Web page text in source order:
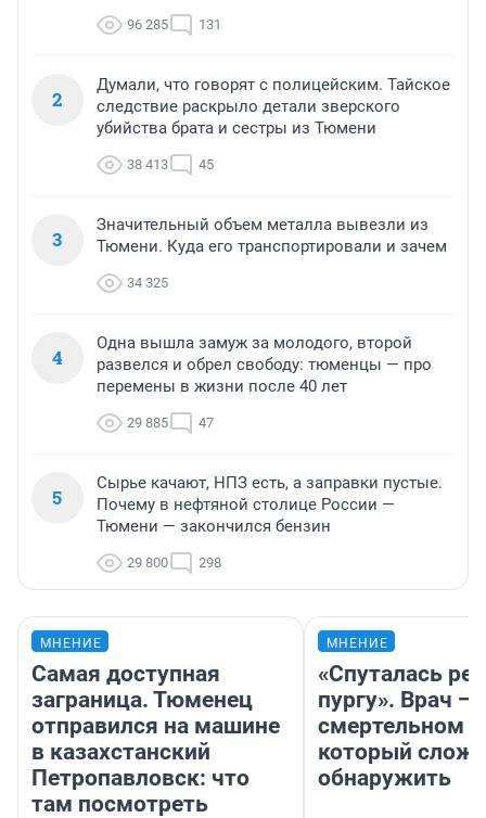
96 285 131
2
Думали, что говорят с полицейским. Тайское
следствие раскрыло детали зверского
убийства брата и сестры из Тюмени
38 413 45
3
Значительный объем металла вывезли из
Тюмени. Куда его транспортировали и зачем
34 325
4
Одна вышла замуж за молодого, второй
развелся и обрел свободу: тюменцы — про
перемены в жизни после 40 лет
29 885 47
5
Сырье качают, НПЗ есть, а заправки пустые.
Почему в нефтяной столице России —
Тюмени — закончился бензин
29 800 298
МНЕНИЕ
Самая доступная
заграница. Тюменец
отправился на машине
в казахстанский
Петропавловск: что
там посмотреть
МНЕНИЕ
«Спуталась
пургу». Врач —
смертельном
который
обнаружить